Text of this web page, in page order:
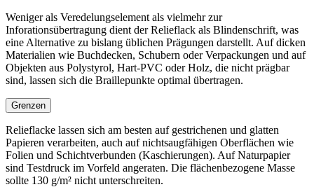
Weniger als Veredelungselement als vielmehr zur
Inforationsübertragung dient der Relieflack als Blindenschrift, was
eine Alternative zu bislang üblichen Prägungen darstellt. Auf dicken
Materialien wie Buchdecken, Schubern oder Verpackungen und auf
Objekten aus Polystyrol, Hart-PVC oder Holz, die nicht prägbar
sind, lassen sich die Braillepunkte optimal übertragen.
Grenzen
Relieflacke lassen sich am besten auf gestrichenen und glatten
Papieren verarbeiten, auch auf nichtsaugfähigen Oberflächen wie
Folien und Schichtverbunden (Kaschierungen). Auf Naturpapier
sind Testdruck im Vorfeld angeraten. Die flächenbezogene Masse
sollte 130 g/m² nicht unterschreiten.